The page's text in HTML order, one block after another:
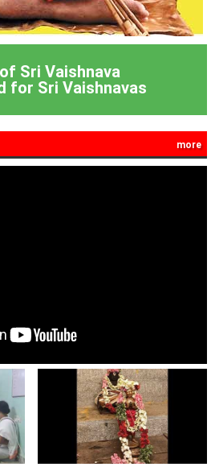
Sri Vaishnava
for Sri Vaishnavas
more